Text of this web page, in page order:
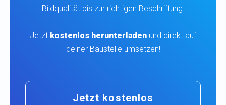
Bildqualität bis zur richtigen Beschriftung.
Jetzt kostenlos herunterladen und direkt auf
deiner Baustelle umsetzen!
Jetzt kostenlos